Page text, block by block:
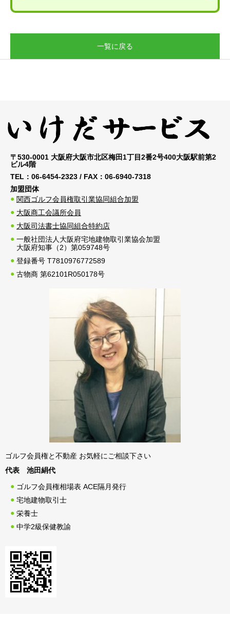
一覧に戻る
〒530-0001 大阪府大阪市北区梅田1丁目2番2号400大阪駅前第2
ビル4階
TEL： 06-6454-2323 / FAX： 06-6940-7318
加盟団体
関西ゴルフ会員権取引業協同組合加盟
大阪商工会議所会員
大阪司法書士協同組合特約店
一般社団法人大阪府宅地建物取引業協会加盟
大阪府知事（2）第059748号
登録番号 T7810976772589
古物商 第62101R050178号
ゴルフ会員権と不動産 お気軽にご相談下さい
代表 池田絹代
ゴルフ会員権相場表 ACE隔月発行
宅地建物取引士
栄養士
中学2級保健教諭